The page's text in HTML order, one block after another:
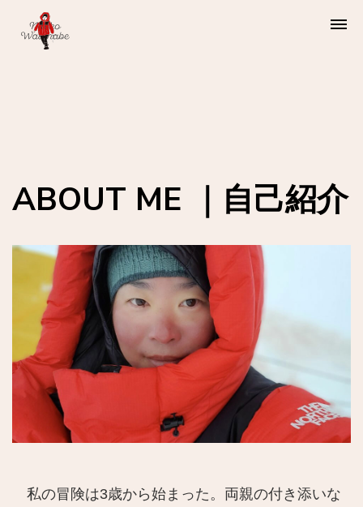
ABOUT ME ｜自己紹介
私の冒険は3歳から始まった。両親の付き添いな